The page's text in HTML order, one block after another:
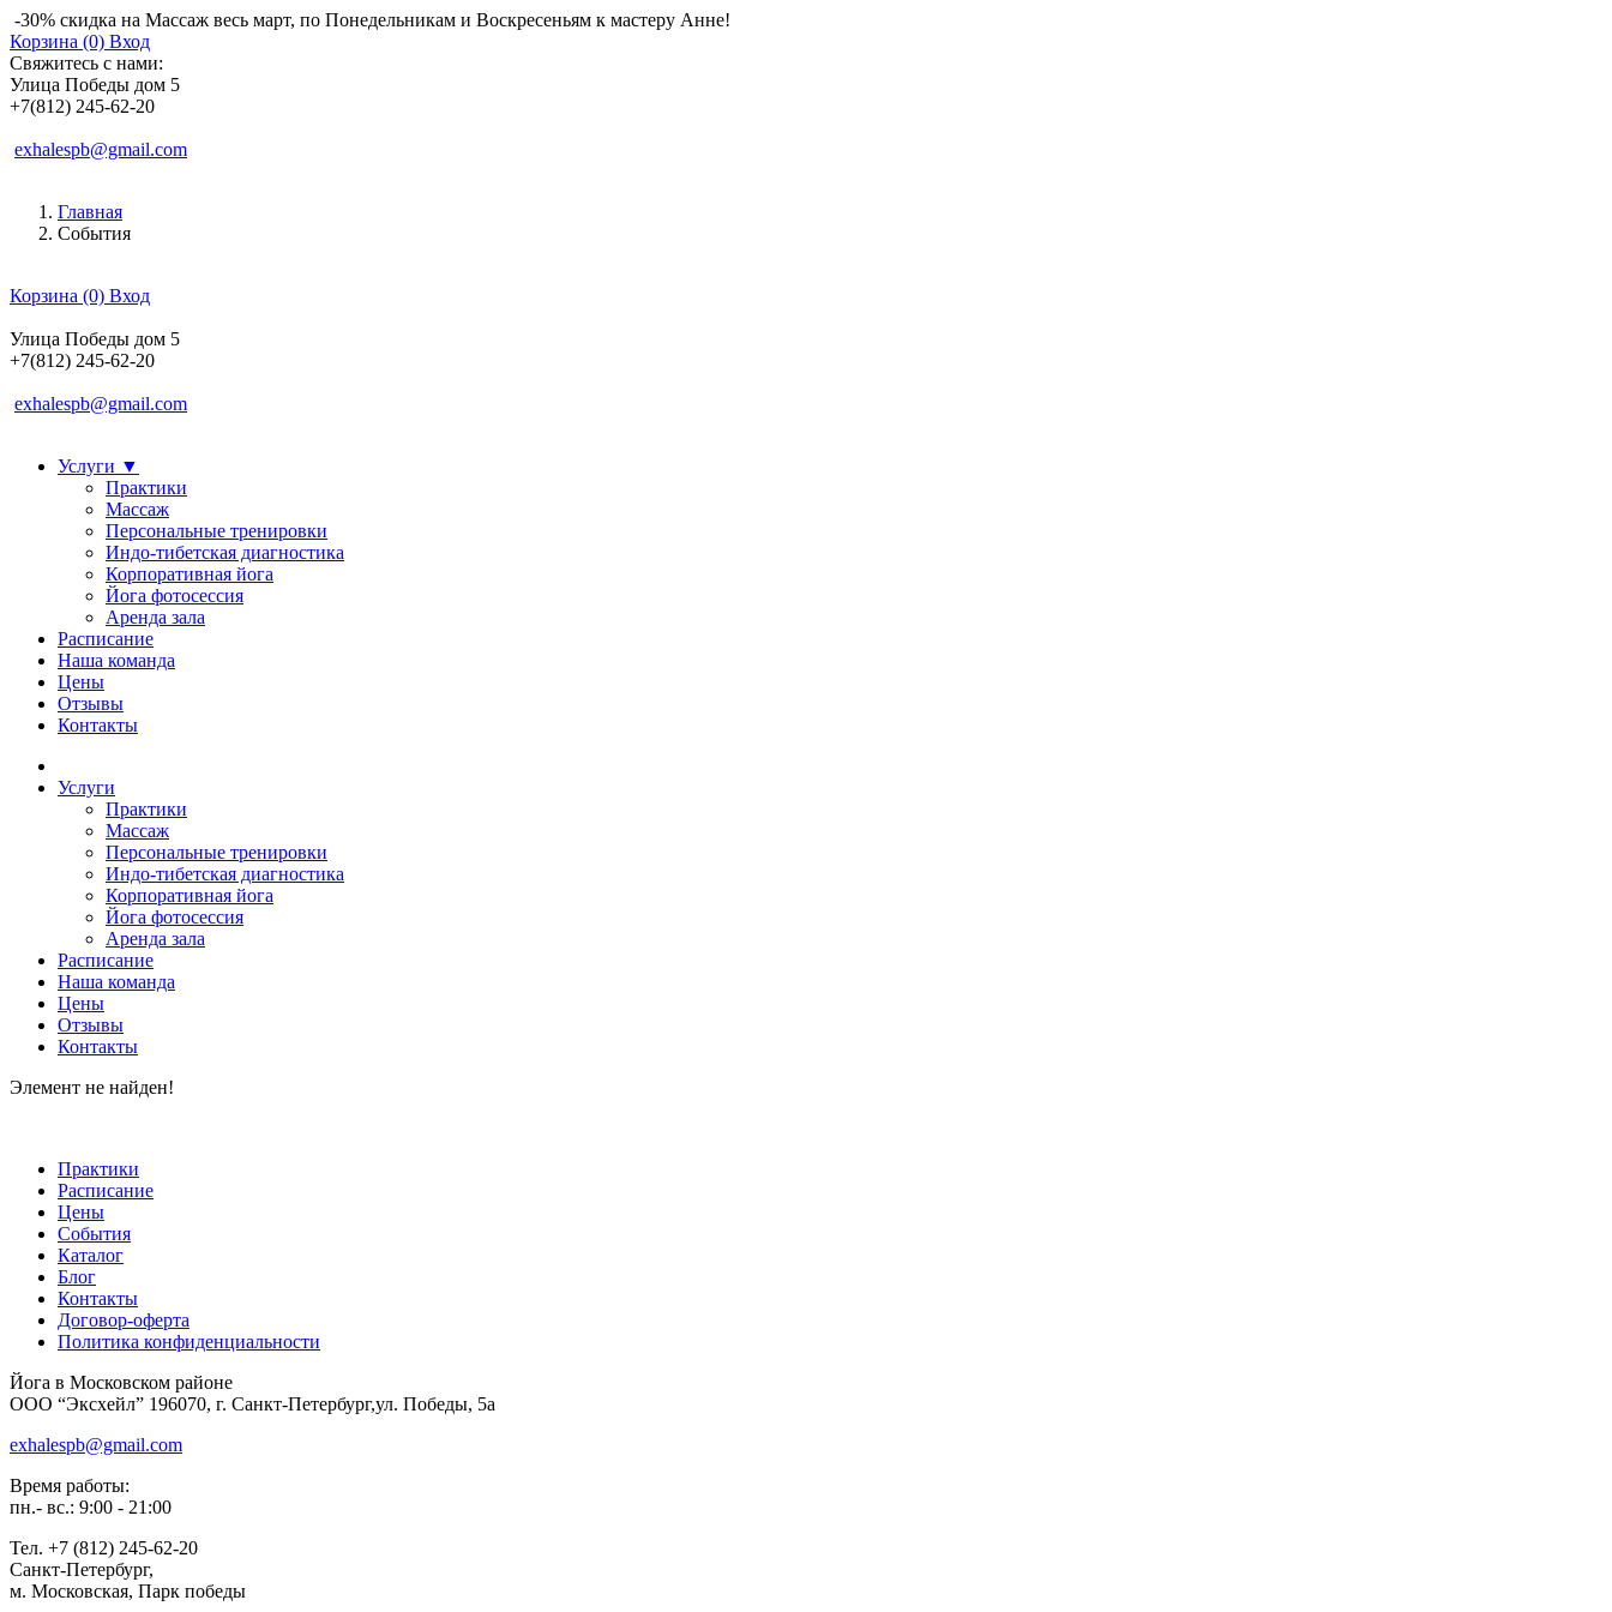
-30% скидка на Массаж весь март, по Понедельникам и Воскресеньям к мастеру Анне!
Корзина (0) Вход
Свяжитесь с нами:
Улица Победы дом 5
+7(812) 245-62-20
exhalespb@gmail.com
Главная
События
Корзина (0) Вход
Улица Победы дом 5
+7(812) 245-62-20
exhalespb@gmail.com
Услуги ▼
Практики
Массаж
Персональные тренировки
Индо-тибетская диагностика
Корпоративная йога
Йога фотосессия
Аренда зала
Расписание
Наша команда
Цены
Отзывы
Контакты
Услуги
Практики
Массаж
Персональные тренировки
Индо-тибетская диагностика
Корпоративная йога
Йога фотосессия
Аренда зала
Расписание
Наша команда
Цены
Отзывы
Контакты
Элемент не найден!
Практики
Расписание
Цены
События
Каталог
Блог
Контакты
Договор-оферта
Политика конфиденциальности
Йога в Московском районе
ООО “Эксхейл” 196070, г. Санкт-Петербург,ул. Победы, 5а
exhalespb@gmail.com
Время работы:
пн.- вс.: 9:00 - 21:00
Тел. +7 (812) 245-62-20
Санкт-Петербург,
м. Московская, Парк победы